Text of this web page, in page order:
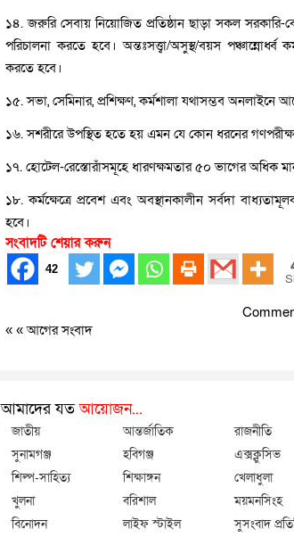
১৪. জরুরি সেবায় নিয়োজিত প্রতিষ্ঠান ছাড়া সকল সরকারি-
পরিচালনা করতে হবে। অন্তঃসত্ত্বা/অসুস্থ/বয়স পঞ্চান্নোর্ধ্ব
করতে হবে।
১৫. সভা, সেমিনার, প্রশিক্ষণ, কর্মশালা যথাসম্ভব অনলাইনে
১৬. সশরীরে উপস্থিত হতে হয় এমন যে কোন ধরনের গণপরীক্ষার
১৭. হোটেল-রেস্তোরাঁসমূহে ধারণক্ষমতার ৫০ ভাগের অধিক
১৮. কর্মক্ষেত্রে প্রবেশ এবং অবস্থানকালীন সর্বদা
হবে।
সংবাদটি শেয়ার করুন
42
« «আগের সংবাদ
আমাদের যতআয়োজন...
জাতীয় আন্তর্জাতিক রাজনীতি
সুনামগঞ্জ
হবিগঞ্জ এক্সক্লুসিভ
শিল্প-সাহিত্য
শিক্ষাঙ্গন খেলাধুলা
খুলনা
বরিশাল ময়মনসিংহ
বিনোদন
লাইফ স্টাইল সুসংবাদ